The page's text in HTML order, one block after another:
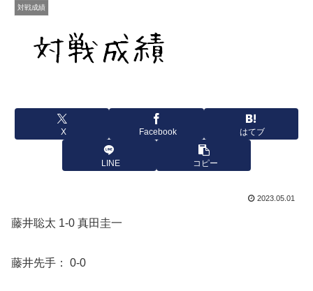
対戦成績
X Facebook はてブ
LINE コピー
2023.05.01
藤井聡太 1-0 真田圭一
藤井先手： 0-0